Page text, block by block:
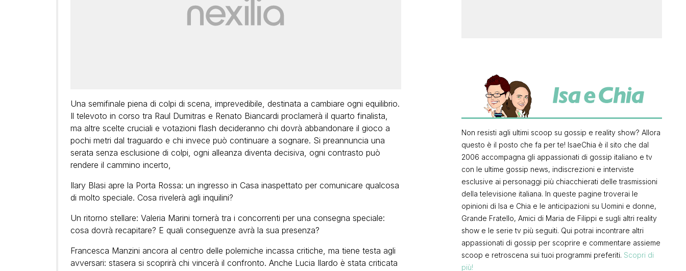
Una semifinale piena di colpi di scena, imprevedibile, destinata a cambiare ogni equilibrio.
Il televoto in corso tra Raul Dumitras e Renato Biancardi proclamerà il quarto finalista,
ma altre scelte cruciali e votazioni flash decideranno chi dovrà abbandonare il gioco a
pochi metri dal traguardo e chi invece può continuare a sognare. Si preannuncia una
serata senza esclusione di colpi, ogni alleanza diventa decisiva, ogni contrasto può
rendere il cammino incerto,
Ilary Blasi apre la Porta Rossa: un ingresso in Casa inaspettato per comunicare qualcosa
di molto speciale. Cosa rivelerà agli inquilini?
Un ritorno stellare: Valeria Marini tornerà tra i concorrenti per una consegna speciale:
cosa dovrà recapitare? E quali conseguenze avrà la sua presenza?
Francesca Manzini ancora al centro delle polemiche incassa critiche, ma tiene testa agli
avversari: stasera si scoprirà chi vincerà il confronto. Anche Lucia Ilardo è stata criticata
Non resisti agli ultimi scoop su gossip e reality show? Allora
questo è il posto che fa per te! IsaeChia è il sito che dal
2006 accompagna gli appassionati di gossip italiano e tv
con le ultime gossip news, indiscrezioni e interviste
esclusive ai personaggi più chiacchierati delle trasmissioni
della televisione italiana. In queste pagine troverai le
opinioni di Isa e Chia e le anticipazioni su Uomini e donne,
Grande Fratello, Amici di Maria de Filippi e sugli altri reality
show e le serie tv più seguiti. Qui potrai incontrare altri
appassionati di gossip per scoprire e commentare assieme
scoop e retroscena sui tuoi programmi preferiti. Scopri di
più!